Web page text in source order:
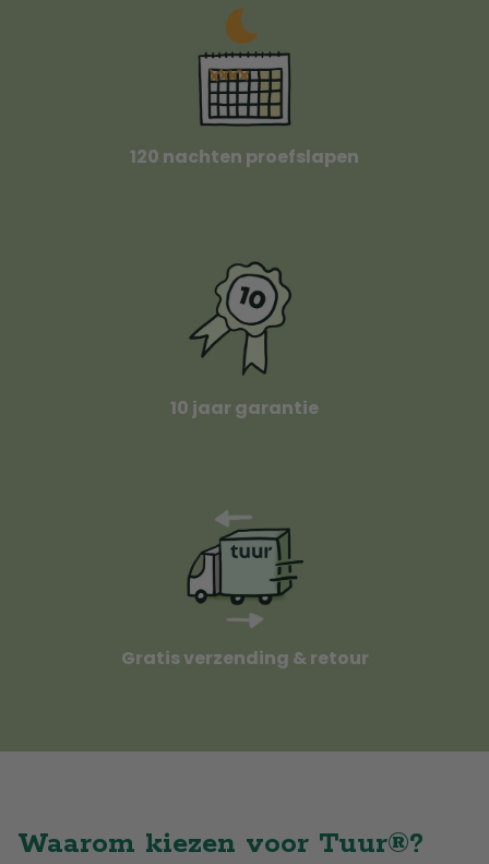
120 nachten proefslapen
10 jaar garantie
Gratis verzending & retour
Waarom kiezen voor Tuur®?